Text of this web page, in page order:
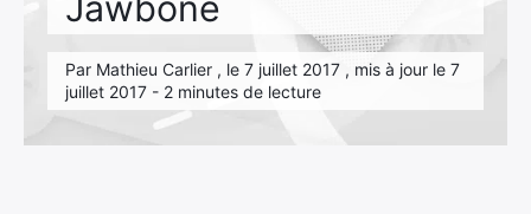
Par Mathieu Carlier , le 7 juillet 2017 , mis à jour le 7
juillet 2017 - 2 minutes de lecture